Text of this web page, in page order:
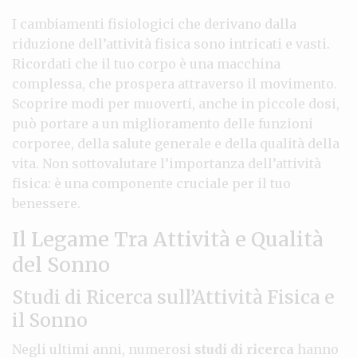
I cambiamenti fisiologici che derivano dalla
riduzione dell’attività fisica sono intricati e vasti.
Ricordati che il tuo corpo è una macchina
complessa, che prospera attraverso il movimento.
Scoprire modi per muoverti, anche in piccole dosi,
può portare a un miglioramento delle funzioni
corporee, della salute generale e della qualità della
vita. Non sottovalutare l’importanza dell’attività
fisica: è una componente cruciale per il tuo
benessere.
Il Legame Tra Attività e Qualità
del Sonno
Studi di Ricerca sull’Attività Fisica e
il Sonno
Negli ultimi anni, numerosi studi di ricerca hanno